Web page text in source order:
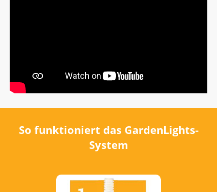
So funktioniert das GardenLights-
System